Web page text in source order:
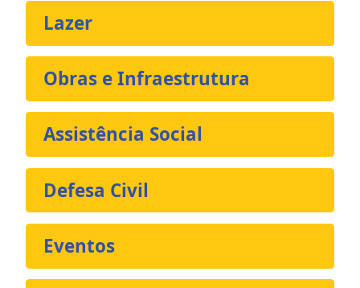
Lazer
Obras e Infraestrutura
Assistência Social
Defesa Civil
Eventos